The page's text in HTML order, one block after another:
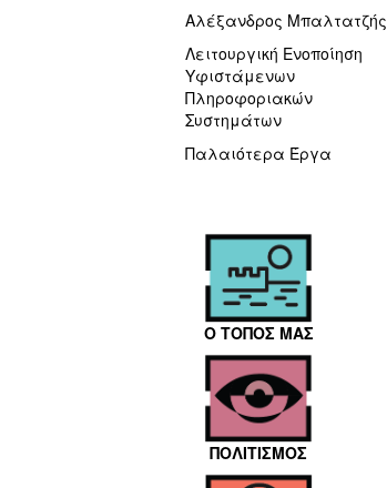
Αλέξανδρος Μπαλτατζής
Λειτουργική Eνοποίηση
Yφιστάμενων
Πληροφοριακών
Συστημάτων
Παλαιότερα Έργα
Ο ΤΟΠΟΣ ΜΑΣ
ΠΟΛΙΤΙΣΜΟΣ